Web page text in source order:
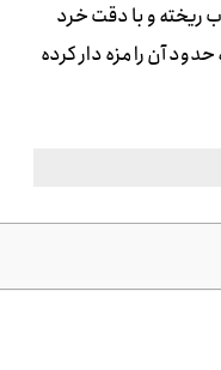
ریخته و با دقت خرد
آن را مزه دار کرده